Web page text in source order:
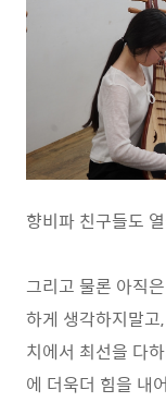
향비파 친구들도
그리고 물론 아직
하게 생각하지말고,
치에서 최선을 다
에 더욱더 힘을 내